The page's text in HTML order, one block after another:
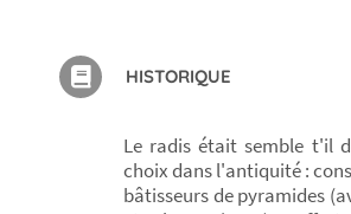
HISTORIQUE
Le radis était semble t'il
choix dans l'antiquité :
bâtisseurs de pyramides